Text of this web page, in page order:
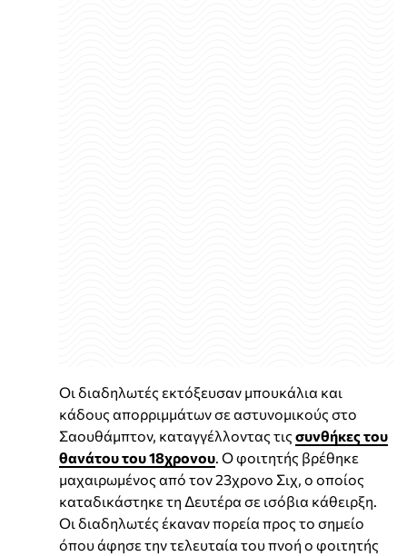
Οι διαδηλωτές εκτόξευσαν μπουκάλια και
κάδους απορριμμάτων σε αστυνομικούς στο
Σαουθάμπτον, καταγγέλλοντας τις συνθήκες του
θανάτου του 18χρονου . Ο φοιτητής βρέθηκε
μαχαιρωμένος από τον 23χρονο Σιχ, ο οποίος
καταδικάστηκε τη Δευτέρα σε ισόβια κάθειρξη.
Οι διαδηλωτές έκαναν πορεία προς το σημείο
όπου άφησε την τελευταία του πνοή ο φοιτητής